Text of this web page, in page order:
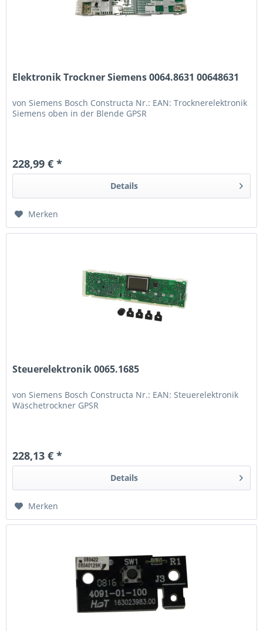
Elektronik Trockner Siemens 0064.8631 00648631
von Siemens Bosch Constructa Nr.: EAN: Trocknerelektronik
Siemens oben in der Blende GPSR
228,99 € *
Details
Merken
Steuerelektronik 0065.1685
von Siemens Bosch Constructa Nr.: EAN: Steuerelektronik
Wäschetrockner GPSR
228,13 € *
Details
Merken